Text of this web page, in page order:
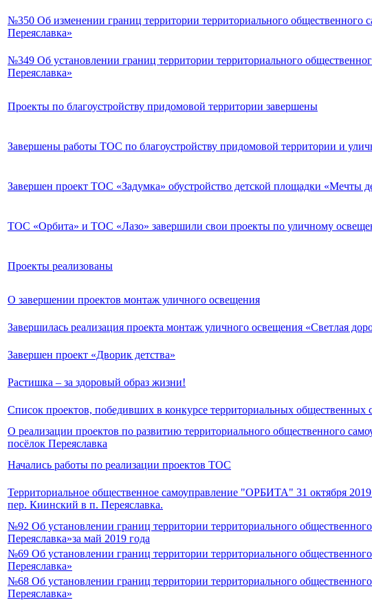
№350 Об изменении границ территории территориального общественного
Переяславка»
№349 Об установлении границ территории территориального
Переяславка»
Проекты по благоустройству придомовой территории завершены
Завершены работы ТОС по благоустройству придомовой территории и
Завершен проект ТОС «Задумка» обустройство детской площадки «Мечты
ТОС «Орбита» и ТОС «Лазо» завершили свои проекты по уличному
Проекты реализованы
О завершении проектов монтаж уличного освещения
Завершилась реализация проекта монтаж уличного освещения «Светлая
Завершен проект «Дворик детства»
Растишка – за здоровый образ жизни!
Список проектов, победивших в конкурсе территориальных общественных
О реализации проектов по развитию территориального общественного
посёлок Переяславка
Начались работы по реализации проектов ТОС
Территориальное общественное самоуправление "ОРБИТА" 31 октября
пер. Киинский в п. Переяславка.
№92 Об установлении границ территории территориального
Переяславка»за май 2019 года
№69 Об установлении границ территории территориального
Переяславка»
№68 Об установлении границ территории территориального
Переяславка»